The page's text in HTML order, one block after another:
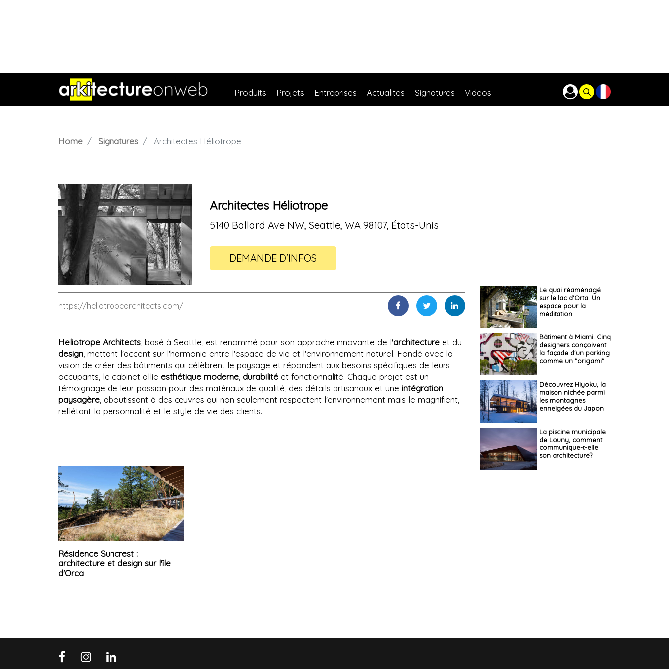
Produits Projets Entreprises Actualites Signatures Videos
Home Signatures Architectes Héliotrope
Architectes Héliotrope
5140 Ballard Ave NW, Seattle, WA 98107, États-Unis
DEMANDE D'INFOS
https://heliotropearchitects.com/
Heliotrope Architects , basé à Seattle, est renommé pour son approche innovante de l'architecture et du
design , mettant l'accent sur l'harmonie entre l'espace de vie et l'environnement naturel. Fondé avec la
vision de créer des bâtiments qui célèbrent le paysage et répondent aux besoins spécifiques de leurs
occupants, le cabinet allie esthétique moderne durabilité et fonctionnalité. Chaque projet est un
témoignage de leur passion pour des matériaux de qualité, des détails artisanaux et une intégration
paysagère , aboutissant à des œuvres qui non seulement respectent l'environnement mais le magnifient,
reflétant la personnalité et le style de vie des clients.
Résidence Suncrest :
architecture et design sur l'île
d'Orca
Le quai réaménagé
sur le lac d'Orta. Un
espace pour la
méditation
Bâtiment à Miami. Cinq
designers conçoivent
la façade d'un parking
comme un "origami"
Découvrez Hiyoku, la
maison nichée parmi
les montagnes
enneigées du Japon
La piscine municipale
de Louny, comment
communique-t-elle
son architecture?